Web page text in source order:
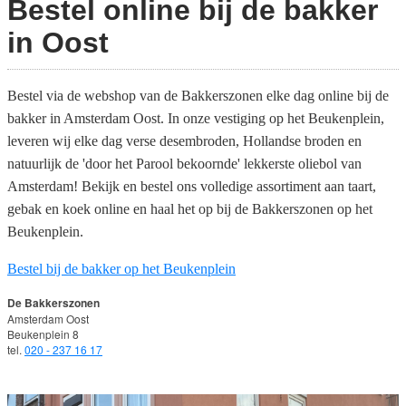
Bestel online bij de bakker
in Oost
Bestel via de webshop van de Bakkerszonen elke dag online bij de
bakker in Amsterdam Oost. In onze vestiging op het Beukenplein,
leveren wij elke dag verse desembroden, Hollandse broden en
natuurlijk de 'door het Parool bekoornde' lekkerste oliebol van
Amsterdam! Bekijk en bestel ons volledige assortiment aan taart,
gebak en koek online en haal het op bij de Bakkerszonen op het
Beukenplein.
Bestel bij de bakker op het Beukenplein
De Bakkerszonen
Amsterdam Oost
Beukenplein 8
tel. 020 - 237 16 17